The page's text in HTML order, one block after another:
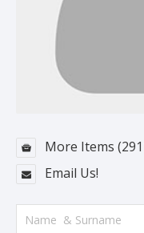
More Items
Email Us!